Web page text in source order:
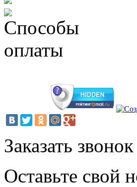
Заказать звонок
Оставьте свой